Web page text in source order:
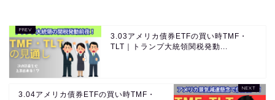
3.03アメリカ債券ETFの買い時TMF・
TLT｜トランプ大統領関税発動...
3.04アメリカ債券ETFの買い時TMF・